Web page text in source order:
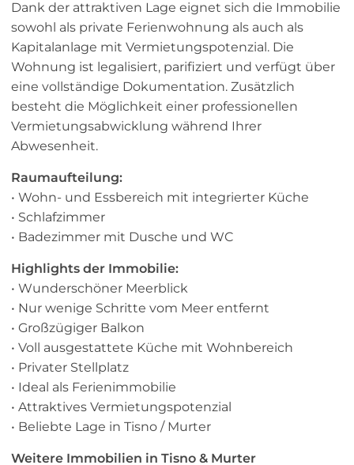
Dank der attraktiven Lage eignet sich die Immobilie
sowohl als private Ferienwohnung als auch als
Kapitalanlage mit Vermietungspotenzial. Die
Wohnung ist legalisiert, parifiziert und verfügt über
eine vollständige Dokumentation. Zusätzlich
besteht die Möglichkeit einer professionellen
Vermietungsabwicklung während Ihrer
Abwesenheit.
Raumaufteilung:
• Wohn- und Essbereich mit integrierter Küche
• Schlafzimmer
• Badezimmer mit Dusche und WC
Highlights der Immobilie:
• Wunderschöner Meerblick
• Nur wenige Schritte vom Meer entfernt
• Großzügiger Balkon
• Voll ausgestattete Küche mit Wohnbereich
• Privater Stellplatz
• Ideal als Ferienimmobilie
• Attraktives Vermietungspotenzial
• Beliebte Lage in Tisno / Murter
Weitere Immobilien in Tisno & Murter